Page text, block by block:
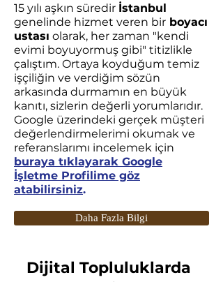
15 yılı aşkın süredir İstanbul
genelinde hizmet veren bir boyacı
ustası olarak, her zaman "kendi
evimi boyuyormuş gibi" titizlikle
çalıştım. Ortaya koyduğum temiz
işçiliğin ve verdiğim sözün
arkasında durmamın en büyük
kanıtı, sizlerin değerli yorumlarıdır.
Google üzerindeki gerçek müşteri
değerlendirmelerimi okumak ve
referanslarımı incelemek için
buraya tıklayarak Google
İşletme Profilime göz
atabilirsiniz.
Daha Fazla Bilgi
Dijital Topluluklarda